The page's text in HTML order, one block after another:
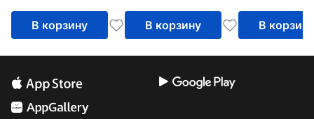
В корзину В корзину В корзину